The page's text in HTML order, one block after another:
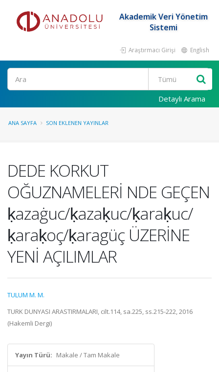
Akademik Veri Yönetim
Sistemi
Araştırmacı Girişi English
Ara
Detaylı Arama
ANA SAYFA SON EKLENEN YAYINLAR
DEDE KORKUT
OĞUZNAMELERİ NDE GEÇEN
ḳazaġuc/ḳazaḳuc/ḳaraḳuc/
ḳaraḳoç/ḳaragüç ÜZERİNE
YENİ AÇILIMLAR
TULUM M. M.
TURK DUNYASI ARASTIRMALARI, cilt.114, sa.225, ss.215-222, 2016
(Hakemli Dergi)
Yayın Türü: Makale / Tam Makale